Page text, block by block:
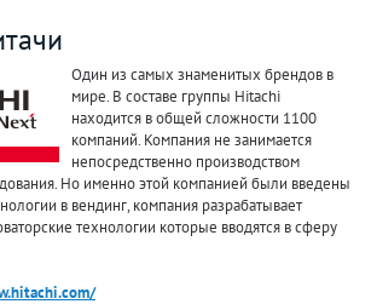
Один из самых знаменитых брендов в
мире. В составе группы Hitachi
находится в общей сложности 1100
компаний. Компания не занимается
непосредственно производством
Но именно этой компанией были введены
в вендинг, компания разрабатывает
технологии которые вводятся в сферу